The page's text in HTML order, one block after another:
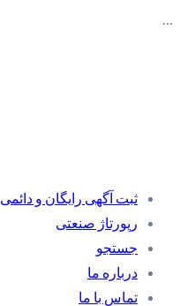
…
ثبت آگهی رایگان و دائمی
رپورتاژ صنعتی
جستجو
درباره ما
تماس با ما